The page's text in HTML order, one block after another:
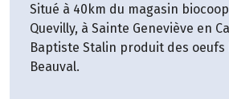
Situé à 40km du magasin
Quevilly, à Sainte Geneviève en
Baptiste Stalin produit des oeufs
Beauval.